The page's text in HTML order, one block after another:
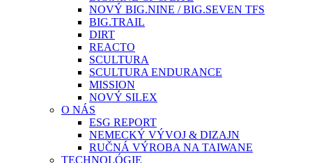
NOVÝ BIG.NINE / BIG.SEVEN TFS
BIG.TRAIL
DIRT
REACTO
SCULTURA
SCULTURA ENDURANCE
MISSION
NOVÝ SILEX
O NÁS
ESG REPORT
NEMECKÝ VÝVOJ & DIZAJN
RUČNÁ VÝROBA NA TAIWANE
TECHNOLÓGIE